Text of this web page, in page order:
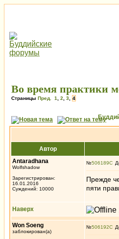
Во время практики
Страницы Пред. 1 2 3 4
Автор
Antaradhana
Wolfshadow
Зарегистрирован:
16.01.2016
Суждений: 10000
№506189
Прежде
пяти
Наверх
Won Soeng
заблокирован(а)
№506192